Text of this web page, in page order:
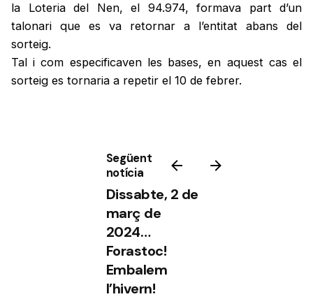
la Loteria del Nen, el 94.974, formava part d’un
talonari que es va retornar a l’entitat abans del
sorteig.
Tal i com especificaven les bases, en aquest cas el
sorteig es tornaria a repetir el 10 de febrer.
Següent
notícia
Dissabte, 2 de
març de
2024…
Forastoc!
Embalem
l’hivern!